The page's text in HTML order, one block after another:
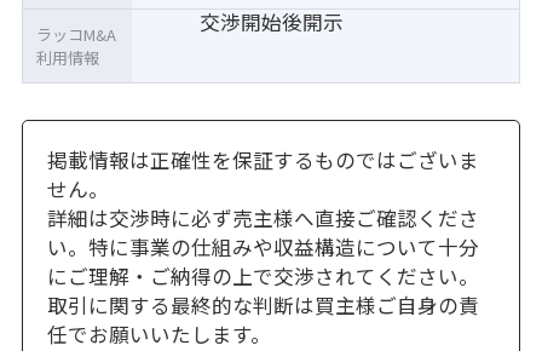
交渉開始後開示
ラッコM&A
利用情報
掲載情報は正確性を保証するものではございま
せん。
詳細は交渉時に必ず売主様へ直接ご確認くださ
い。特に事業の仕組みや収益構造について十分
にご理解・ご納得の上で交渉されてください。
取引に関する最終的な判断は買主様ご自身の責
任でお願いいたします。